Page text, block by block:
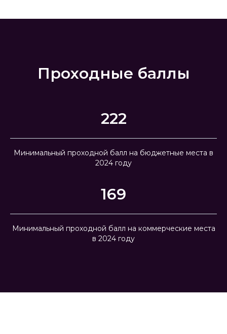
Проходные баллы
222
Минимальный проходной балл на бюджетные места в
2024 году
169
Минимальный проходной балл на коммерческие места
в 2024 году